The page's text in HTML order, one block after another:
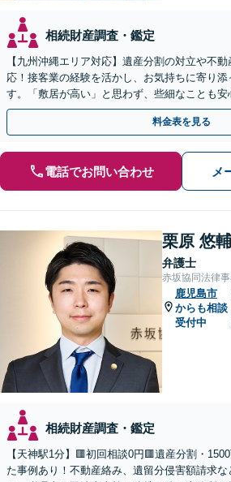
相続財産調査・鑑定
【九州沖縄エリア対応】遺産分割の対立や不
応！接客業の経験を活かし、お気持ちに寄り添
す。「敷居が高い」と思わず、些細なことも
い【初回相談無料】【夜間・休日相談可】
料金表を見る
電話でお問い合わせ メ
栗原 悠輔
弁護士
赤坂協同法律
鹿児島市
からも相談
受付中
相続財産調査・鑑定
【天神駅1分】🟥初回相談0円🟥遺産分割・
た事例あり！不動産絡み、遺留分侵害額請求